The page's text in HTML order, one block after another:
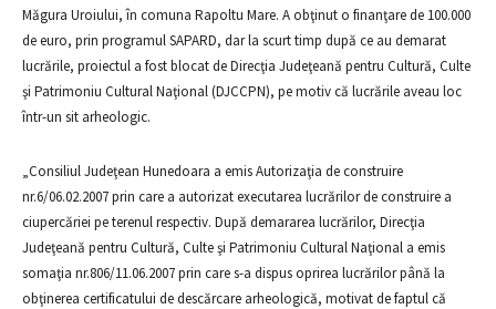
Măgura Uroiului, în comuna Rapoltu Mare. A obţinut o finanţare de 100.000
de euro, prin programul SAPARD, dar la scurt timp după ce au demarat
lucrările, proiectul a fost blocat de Direcţia Judeţeană pentru Cultură, Culte
şi Patrimoniu Cultural Naţional (DJCCPN), pe motiv că lucrările aveau loc
într-un sit arheologic.
„Consiliul Judeţean Hunedoara a emis Autorizaţia de construire
nr.6/06.02.2007 prin care a autorizat executarea lucrărilor de construire a
ciupercăriei pe terenul respectiv. După demararea lucrărilor, Direcţia
Judeţeană pentru Cultură, Culte şi Patrimoniu Cultural Naţional a emis
somaţia nr.806/11.06.2007 prin care s-a dispus oprirea lucrărilor până la
obţinerea certificatului de descărcare arheologică, motivat de faptul că